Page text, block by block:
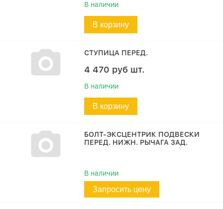
В наличии
В корзину
СТУПИЦА ПЕРЕД.
4 470 руб шт.
В наличии
В корзину
БОЛТ-ЭКСЦЕНТРИК ПОДВЕСКИ
ПЕРЕД. НИЖН. РЫЧАГА ЗАД.
В наличии
Запросить цену